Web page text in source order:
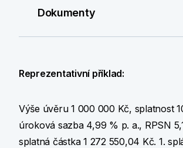
Dokumenty
Reprezentativní příklad:
Výše úvěru 1 000 000 Kč, splatnost
úroková sazba 4,99 % p. a., RPSN
splatná částka 1 272 550,04 Kč. 1.